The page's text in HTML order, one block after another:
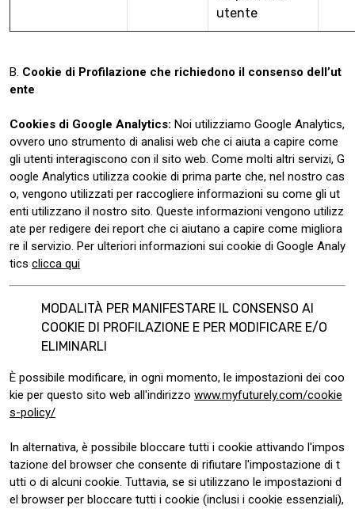
utente
B. Cookie di Profilazione che richiedono il consenso dell’ut
ente
Cookies di Google Analytics: Noi utilizziamo Google Analytics,
ovvero uno strumento di analisi web che ci aiuta a capire come
gli utenti interagiscono con il sito web. Come molti altri servizi, G
oogle Analytics utilizza cookie di prima parte che, nel nostro cas
o, vengono utilizzati per raccogliere informazioni su come gli ut
enti utilizzano il nostro sito. Queste informazioni vengono utilizz
ate per redigere dei report che ci aiutano a capire come migliora
re il servizio. Per ulteriori informazioni sui cookie di Google Analy
tics clicca qui
MODALITÀ PER MANIFESTARE IL CONSENSO AI
COOKIE DI PROFILAZIONE E PER MODIFICARE E/O
ELIMINARLI
È possibile modificare, in ogni momento, le impostazioni dei coo
kie per questo sito web all'indirizzo www.myfuturely.com/cookie
s-policy/
In alternativa, è possibile bloccare tutti i cookie attivando l'impos
tazione del browser che consente di rifiutare l'impostazione di t
utti o di alcuni cookie. Tuttavia, se si utilizzano le impostazioni d
el browser per bloccare tutti i cookie (inclusi i cookie essenziali),